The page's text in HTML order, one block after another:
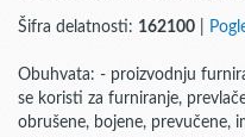
Šifra delatnosti: 162100
Obuhvata: - proizvodnju
se koristi za furniranje,
obrušene, bojene, prevučene,